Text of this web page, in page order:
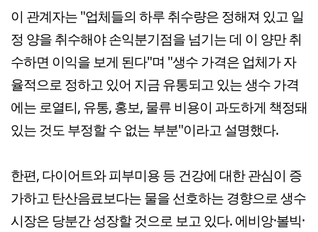
이 관계자는 "업체들의 하루 취수량은 정해져 있고 일
정 양을 취수해야 손익분기점을 넘기는 데 이 양만 취
수하면 이익을 보게 된다"며 "생수 가격은 업체가 자
율적으로 정하고 있어 지금 유통되고 있는 생수 가격
에는 로열티, 유통, 홍보, 물류 비용이 과도하게 책정돼
있는 것도 부정할 수 없는 부분"이라고 설명했다.
한편, 다이어트와 피부미용 등 건강에 대한 관심이 증
가하고 탄산음료보다는 물을 선호하는 경향으로 생수
시장은 당분간 성장할 것으로 보고 있다. 에비앙·볼빅·